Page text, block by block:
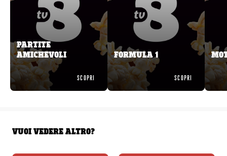
PARTITE
AMICHEVOLI
SCOPRI
FORMULA 1
SCOPRI
VUOI VEDERE ALTRO?